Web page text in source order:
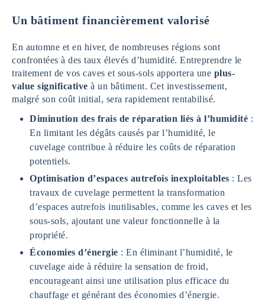
Un bâtiment financièrement valorisé
En automne et en hiver, de nombreuses régions sont
confrontées à des taux élevés d’humidité. Entreprendre le
traitement de vos caves et sous-sols apportera une plus-
value significative à un bâtiment. Cet investissement,
malgré son coût initial, sera rapidement rentabilisé.
Diminution des frais de réparation liés à l’humidité :
En limitant les dégâts causés par l’humidité, le
cuvelage contribue à réduire les coûts de réparation
potentiels.
Optimisation d’espaces autrefois inexploitables : Les
travaux de cuvelage permettent la transformation
d’espaces autrefois inutilisables, comme les caves et les
sous-sols, ajoutant une valeur fonctionnelle à la
propriété.
Économies d’énergie : En éliminant l’humidité, le
cuvelage aide à réduire la sensation de froid,
encourageant ainsi une utilisation plus efficace du
chauffage et générant des économies d’énergie.